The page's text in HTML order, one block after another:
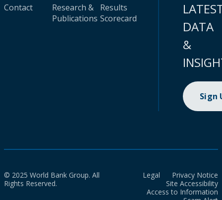
Contact
Research &
Publications
Results
Scorecard
DATA
&
Sign
© 2025 World Bank Group. All
Rights Reserved.
Legal
Privacy Notice
Site Accessibility
Access to Information